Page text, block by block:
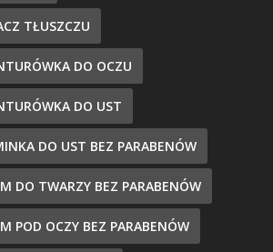
TŁUSZCZU
DO OCZU
DO UST
DO UST BEZ PARABENÓW
DO TWARZY BEZ PARABENÓW
POD OCZY BEZ PARABENÓW